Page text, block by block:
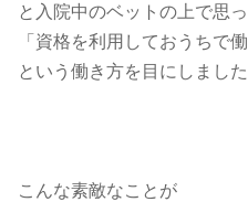
と入院中のベットの上で思っ
「資格を利用しておうちで働
という働き方を目にしました
こんな素敵なことが